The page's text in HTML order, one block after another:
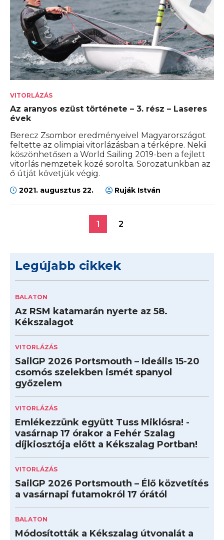
VITORLÁZÁS
Az aranyos ezüst története – 3. rész – Laseres
évek
Berecz Zsombor eredményeivel Magyarországot
feltette az olimpiai vitorlázásban a térképre. Nekii
köszönhetősen a World Sailing 2019-ben a fejlett
vitorlás nemzetek közé sorolta. Sorozatunkban az
ő útját követjük végig.
2021. augusztus 22. Ruják István
1 2
Legújabb cikkek
BALATON
Az RSM katamarán nyerte az 58.
Kékszalagot
VITORLÁZÁS
SailGP 2026 Portsmouth – Ideális 15-20
csomós szelekben ismét spanyol
győzelem
VITORLÁZÁS
Emlékezzünk együtt Tuss Miklósra! -
vasárnap 17 órakor a Fehér Szalag
díjkiosztója előtt a Kékszalag Portban!
VITORLÁZÁS
SailGP 2026 Portsmouth – Élő közvetítés
a vasárnapi futamokról 17 órától
BALATON
Módosították a Kékszalag útvonalát a